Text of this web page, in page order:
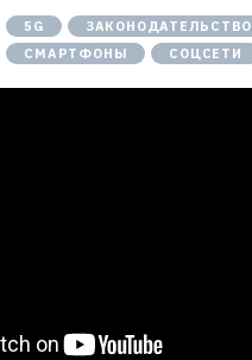
5G
ЗАКОНОДАТЕЛЬСТВО
СМАРТФОНЫ
СОЦСЕТИ